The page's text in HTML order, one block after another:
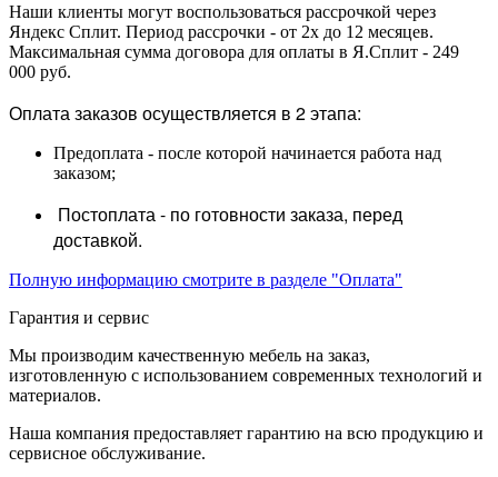
Наши клиенты могут воспользоваться рассрочкой через
Яндекс Сплит. Период рассрочки - от 2х до 12 месяцев.
Максимальная сумма договора для оплаты в Я.Сплит - 249
000 руб.
Оплата заказов осуществляется в 2 этапа:
Предоплата - после которой начинается работа над
заказом;
Постоплата - по готовности заказа, перед
доставкой.
Полную информацию смотрите в разделе "Оплата"
Гарантия и сервис
Мы производим качественную мебель на заказ,
изготовленную с использованием современных технологий и
материалов.
Наша компания предоставляет гарантию на всю продукцию и
сервисное обслуживание.